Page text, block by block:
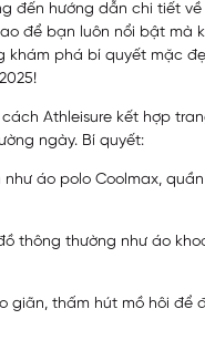
đến hướng dẫn chi tiết
để bạn luôn nổi bật mà
khám phá bí quyết mặc
cách Athleisure kết hợp
ngày. Bí quyết:
áo polo Coolmax,
thông thường như áo
giãn, thấm hút mồ hôi để